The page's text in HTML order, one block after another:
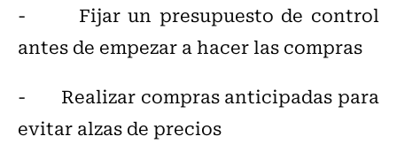
- Fijar un presupuesto de control
antes de empezar a hacer las compras
- Realizar compras anticipadas para
evitar alzas de precios